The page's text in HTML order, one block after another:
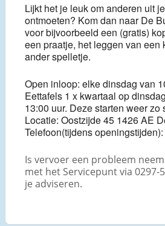
Lijkt het je leuk om anderen uit
ontmoeten? Kom dan naar De
voor bijvoorbeeld een (gratis)
een praatje, het leggen van een
ander spelletje.
Open inloop: elke dinsdag van
Eettafels 1 x kwartaal op
13:00 uur. Deze starten weer zo
Locatie: Oostzijde 45 1426 AE
Telefoon(tijdens
Is vervoer een probleem
met het Servicepunt via 0297-
je adviseren.